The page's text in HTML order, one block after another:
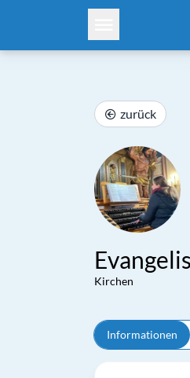
zurück
Kirchen
Informationen